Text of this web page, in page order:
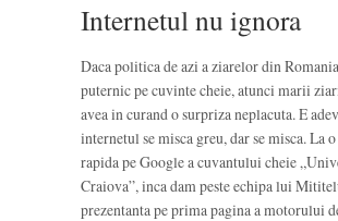
Internetul nu ignora
Daca politica de azi a ziarelor din Romania
puternic pe cuvinte cheie, atunci marii
avea in curand o surpriza neplacuta. E
internetul se misca greu, dar se misca. La
rapida pe Google a cuvantului cheie
Craiova”, inca dam peste echipa lui
prezentanta pe prima pagina a motorului